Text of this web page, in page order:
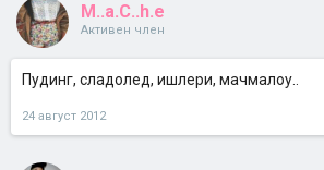
M..a.C..h.e
Активен член
Пудинг, сладолед, ишлери, мачмалоу..
24 август 2012